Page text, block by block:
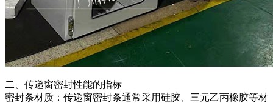
二、传递窗密封性能的指标
密封条材质：传递窗密封条通常采用硅胶、三元乙丙橡胶等材